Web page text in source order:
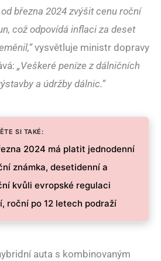
března 2024 zvýšit cenu roční
což odpovídá inflaci za deset
vysvětluje ministr dopravy
„Veškeré peníze z dálničních
a údržby dálnic.“
SI TAKÉ:
2024 má platit jednodenní
známka, desetidenní a
kvůli evropské regulaci
roční po 12 letech podraží
auta s kombinovaným